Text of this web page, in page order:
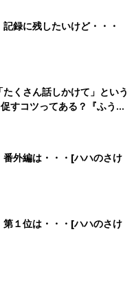
録に残したいけど・・・
たくさん話しかけて」という
すコツってある？『ふうふ
外編は・・・[ハハのさけ
１位は・・・[ハハのさけ